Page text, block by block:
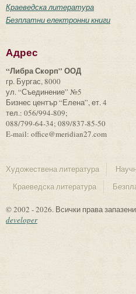
Краеведска литература
Безплатни електронни книги
Адрес
“Либра Скорп” ООД
гр. Бургас, 8000
ул. “Съединение” №5
Бизнес център “Елена”, ет. 4
тел.: 056/994-809;
088/799-64-34; 089/837-85-50
E-mail: office@meridian27.com
Художествена литература
Краеведска литература
© 2002 - 2026. Всички права
developer